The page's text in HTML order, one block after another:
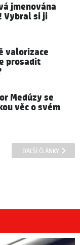
jmenována
Vybral si ji
valorizace
prosadit
Medúzy se
věc o svém
DALŠÍ ČLÁNKY